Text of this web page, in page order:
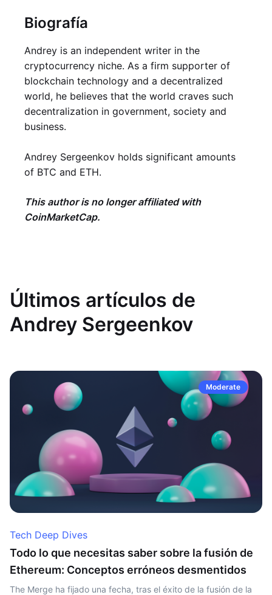
Biografía
Andrey is an independent writer in the
cryptocurrency niche. As a firm supporter of
blockchain technology and a decentralized
world, he believes that the world craves such
decentralization in government, society and
business.
Andrey Sergeenkov holds significant amounts
of BTC and ETH.
This author is no longer affiliated with
CoinMarketCap.
Últimos artículos de
Andrey Sergeenkov
Moderate
Tech Deep Dives
Todo lo que necesitas saber sobre la fusión de
Ethereum: Conceptos erróneos desmentidos
The Merge ha fijado una fecha, tras el éxito de la fusión de la